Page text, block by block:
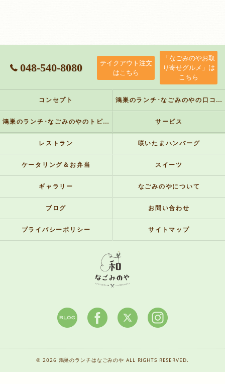
048-540-8080
テイクアウト注文
はこちら
「なごみのやお取
り寄せグルメ」は
こちら
コンセプト 鴻巣のランチ･なごみのやの口コミ情報
鴻巣のランチ･なごみのやのトピックス サービス
レストラン 咲いたまハンバーグ
ケータリング＆お弁当 スイーツ
ギャラリー なごみのやについて
ブログ お問い合わせ
プライバシーポリシー サイトマップ
© 2026 鴻巣のランチはなごみのや ALL RIGHTS RESERVED.